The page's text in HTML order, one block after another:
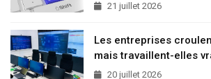
21 juillet 2026
Les entreprises
mais travaillent-elles
20 juillet 2026